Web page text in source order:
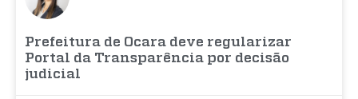
Prefeitura de Ocara deve regularizar
Portal da Transparência por decisão
judicial